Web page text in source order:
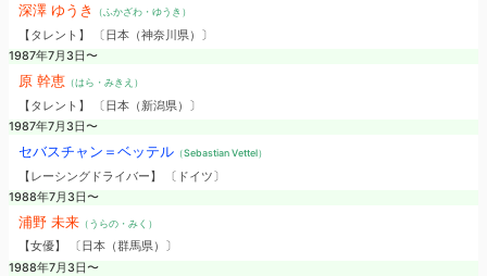
深澤 ゆうき （ふかざわ・ゆうき）
【タレント】 〔日本（神奈川県）〕
1987年7月3日〜
原 幹恵 （はら・みきえ）
【タレント】 〔日本（新潟県）〕
1987年7月3日〜
セバスチャン＝ベッテル（Sebastian Vettel）
【レーシングドライバー】 〔ドイツ〕
1988年7月3日〜
浦野 未来（うらの・みく）
【女優】 〔日本（群馬県）〕
1988年7月3日〜